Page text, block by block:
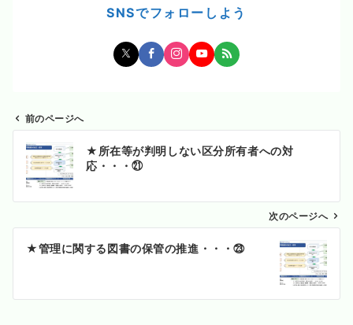
SNSでフォローしよう
ビ
ン
前のページへ
★所在等が判明しない区分所有者への対
応・・・㉑
次のページへ
★管理に関する図書の保管の推進・・・㉓